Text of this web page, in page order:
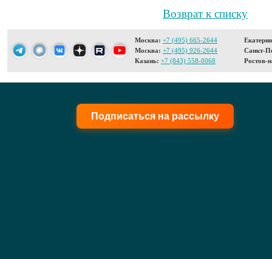
Возврат к списку
Москва: +7 (495) 665-2644
Москва: +7 (495) 926-2644
Казань: +7 (843) 558-0068
Санкт-
Ростов-
Подписаться на рассылку